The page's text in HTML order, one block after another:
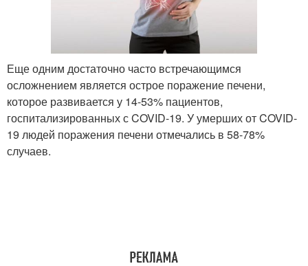
Еще одним достаточно часто встречающимся
осложнением является острое поражение печени,
которое развивается у 14-53% пациентов,
госпитализированных с COVID-19. У умерших от COVID-
19 людей поражения печени отмечались в 58-78%
случаев.